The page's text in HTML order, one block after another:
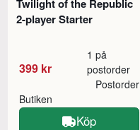
Twilight of the Republic
2-player Starter
399 kr
1 på
postorder
Butiken
Postorder
Köp